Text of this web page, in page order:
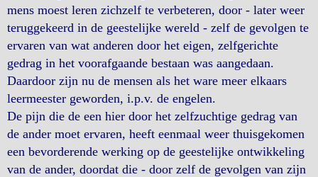
mens moest leren zichzelf te verbeteren, door - later weer
teruggekeerd in de geestelijke wereld - zelf de gevolgen te
ervaren van wat anderen door het eigen, zelfgerichte
gedrag in het voorafgaande bestaan was aangedaan.
Daardoor zijn nu de mensen als het ware meer elkaars
leermeester geworden, i.p.v. de engelen.
De pijn die de een hier door het zelfzuchtige gedrag van
de ander moet ervaren, heeft eenmaal weer thuisgekomen
een bevorderende werking op de geestelijke ontwikkeling
van de ander, doordat die - door zelf de gevolgen van zijn